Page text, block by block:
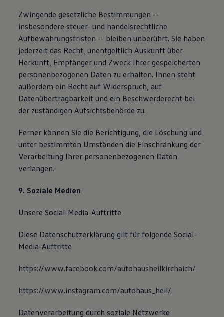
Zwingende gesetzliche Bestimmungen --
insbesondere steuer- und handelsrechtliche
Aufbewahrungsfristen -- bleiben unberührt. Sie haben
jederzeit das Recht, unentgeltlich Auskunft über
Herkunft, Empfänger und Zweck Ihrer gespeicherten
personenbezogenen Daten zu erhalten. Ihnen steht
außerdem ein Recht auf Widerspruch, auf
Datenübertragbarkeit und ein Beschwerderecht bei
der zuständigen Aufsichtsbehörde zu.
Ferner können Sie die Berichtigung, die Löschung und
unter bestimmten Umständen die Einschränkung der
Verarbeitung Ihrer personenbezogenen Daten
verlangen.
9. Soziale Medien
Unsere Social-Media-Auftritte
Diese Datenschutzerklärung gilt für folgende Social-
Media-Auftritte
https://www.facebook.com/autohausheilkirchaich/
https://www.instagram.com/autohaus_heil/
Datenverarbeitung durch soziale Netzwerke